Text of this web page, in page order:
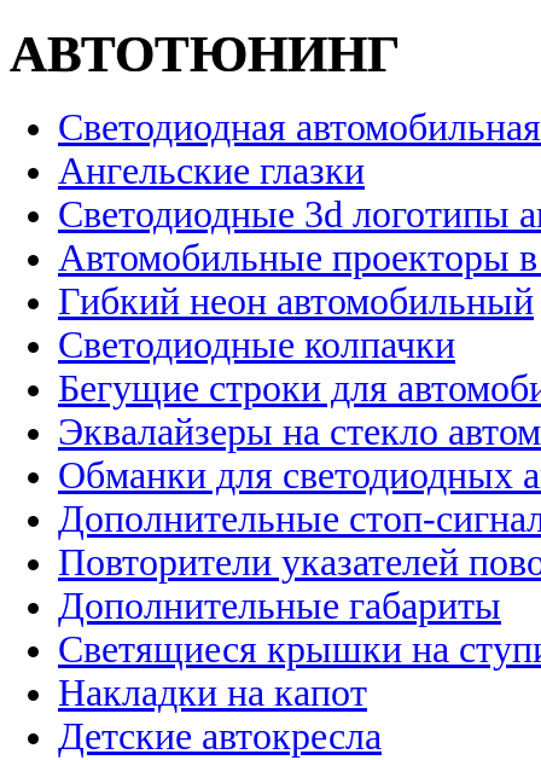
АВТОТЮНИНГ
Светодиодная
Ангельские глазки
Светодиодные 3d логотипы
Автомобильные проекторы
Гибкий неон автомобильный
Светодиодные колпачки
Бегущие строки для
Эквалайзеры на стекло
Обманки для светодиодных
Дополнительные стоп-
Повторители указателей
Дополнительные габариты
Светящиеся крышки на
Накладки на капот
Детские автокресла